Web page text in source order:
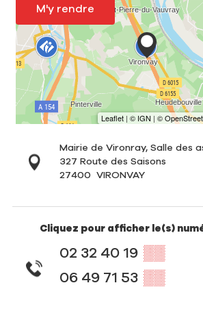
M'y rendre
Mairie de Vironray, Salle des
327 Route des Saisons
27400
VIRONVAY
Cliquez pour afficher le(s)
02 32 40 19 ▒▒
06 49 71 53 ▒▒